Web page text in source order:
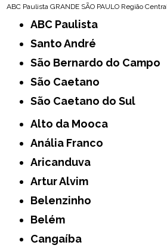
ABC Paulista GRANDE SÃO PAULO Região
ABC Paulista
Santo André
São Bernardo do Campo
São Caetano
São Caetano do Sul
Alto da Mooca
Anália Franco
Aricanduva
Artur Alvim
Belenzinho
Belém
Cangaíba